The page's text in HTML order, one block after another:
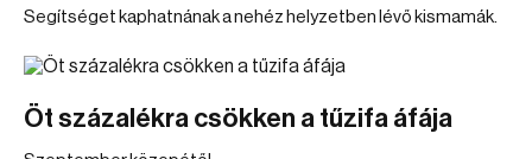
Segítséget kaphatnának a nehéz helyzetben lévő kismamák.
Öt százalékra csökken a tűzifa áfája